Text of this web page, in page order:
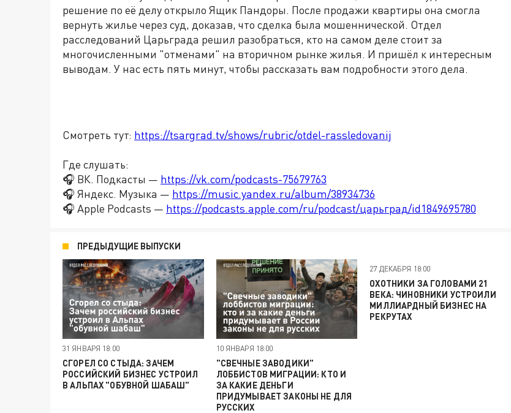
решение по её делу открыло Ящик Пандоры. После продажи квартиры она смогла
вернуть жилье через суд, доказав, что сделка была мошеннической. Отдел
расследований Царьграда решил разобраться, кто на самом деле стоит за
многочисленными "отменами" на вторичном рынке жилья. И пришёл к интересным
выводам. У нас есть пять минут, чтобы рассказать вам подробности этого дела.
Смотреть тут: https://tsargrad.tv/shows/rubric/otdel-rassledovanij
Где слушать:
🎧 ВК. Подкасты — https://vk.com/podcasts-75679763
🎧 Яндекс. Музыка — https://music.yandex.ru/album/38934736
🎧 Apple Podcasts — https://podcasts.apple.com/ru/podcast/царьград/id1849695780
ПРЕДЫДУЩИЕ ВЫПУСКИ
31 ЯНВАРЯ 18:00
СГОРЕЛ СО СТЫДА: ЗАЧЕМ
РОССИЙСКИЙ БИЗНЕС УСТРОИЛ
В АЛЬПАХ "ОБУВНОЙ ШАБАШ"
10 ЯНВАРЯ 18:00
"СВЕЧНЫЕ ЗАВОДИКИ"
ЛОББИСТОВ МИГРАЦИИ: КТО И
ЗА КАКИЕ ДЕНЬГИ
ПРИДУМЫВАЕТ ЗАКОНЫ НЕ ДЛЯ
РУССКИХ
27 ДЕКАБРЯ 18:00
ОХОТНИКИ ЗА ГОЛОВАМИ 21
ВЕКА: ЧИНОВНИКИ УСТРОИЛИ
МИЛЛИАРДНЫЙ БИЗНЕС НА
РЕКРУТАХ